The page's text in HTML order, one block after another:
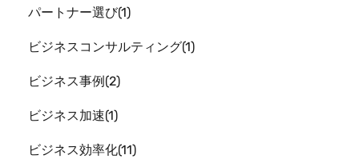
パートナー選び 1
ビジネスコンサルティング 1
ビジネス事例 2
ビジネス加速 1
ビジネス効率化 11